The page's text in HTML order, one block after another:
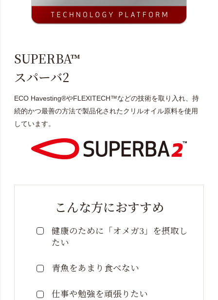
SUPERBA™
スパーバ2
ECO Havesting®やFLEXITECH™などの技術を取り入れ、持
続的かつ最善の方法で製品化されたクリルオイル原料を使用
しています。
こんな方におすすめ
健康のために「オメガ3」を摂取し
たい
青魚をあまり食べない
仕事や勉強を頑張りたい